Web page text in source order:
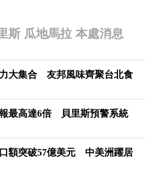
斯 瓜地馬拉 本處消息
大集合 友邦風味齊聚台北食
最高達6倍 貝里斯預警系統
額突破57億美元 中美洲躍居